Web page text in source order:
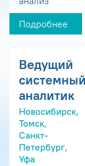
Подробнее
Ведущий
системный
аналитик
Новосибирск,
Томск,
Санкт-
Петербург,
Уфа